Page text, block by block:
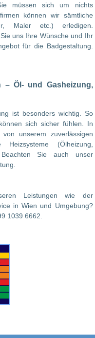
müssen sich um nichts
können wir sämtliche
Maler etc.) erledigen.
uns Ihre Wünsche und Ihr
für die Badgestaltung.
– Öl- und Gasheizung,
ist besonders wichtig. So
sich sicher fühlen. In
unserem zuverlässigen
Heizsysteme (Ölheizung,
Sie auch unser
Leistungen wie der
in Wien und Umgebung?
1039 6662.